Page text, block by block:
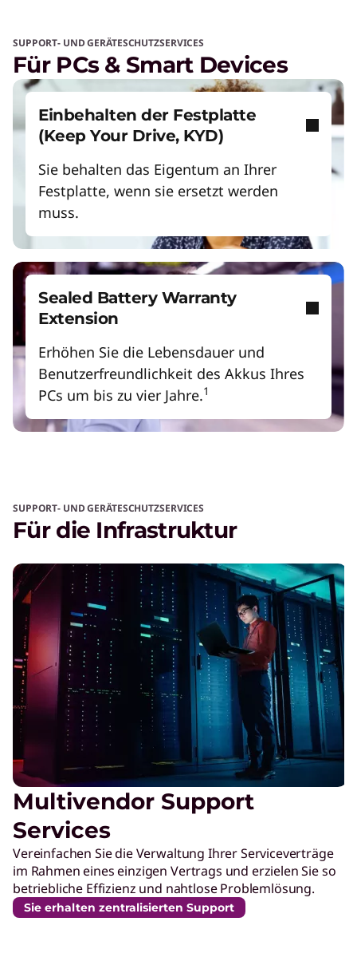
SUPPORT- UND GERÄTESCHUTZSERVICES
Für PCs & Smart Devices
Einbehalten der Festplatte
(Keep Your Drive, KYD)
Sie behalten das Eigentum an Ihrer
Festplatte, wenn sie ersetzt werden
muss.
Sealed Battery Warranty
Extension
Erhöhen Sie die Lebensdauer und
Benutzerfreundlichkeit des Akkus Ihres
PCs um bis zu vier Jahre.1
SUPPORT- UND GERÄTESCHUTZSERVICES
Für die Infrastruktur
Multivendor Support
Services
Vereinfachen Sie die Verwaltung Ihrer Serviceverträge
im Rahmen eines einzigen Vertrags und erzielen Sie so
betriebliche Effizienz und nahtlose Problemlösung.
Sie erhalten zentralisierten Support